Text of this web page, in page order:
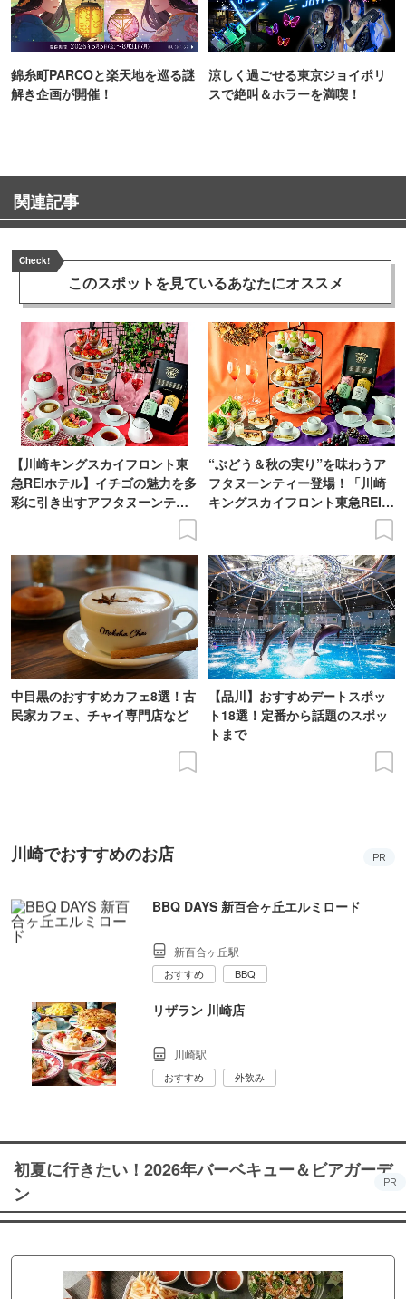
錦糸町PARCOと楽天地を巡る謎
解き企画が開催！
涼しく過ごせる東京ジョイポリ
スで絶叫＆ホラーを満喫！
関連記事
Check!
このスポットを見ているあなたにオススメ
【川崎キングスカイフロント東
急REIホテル】イチゴの魅力を多
彩に引き出すアフタヌーンティ
“ぶどう＆秋の実り”を味わうア
フタヌーンティー登場！「川崎
キングスカイフロント東急REIホ
中目黒のおすすめカフェ8選！古
民家カフェ、チャイ専門店など
【品川】おすすめデートスポッ
ト18選！定番から話題のスポッ
トまで
川崎でおすすめのお店 PR
BBQ DAYS 新百合ヶ丘エルミロード
新百合ヶ丘駅
おすすめ BBQ
リザラン 川崎店
川崎駅
おすすめ 外飲み
初夏に行きたい！2026年バーベキュー＆ビアガーデ
ン
PR